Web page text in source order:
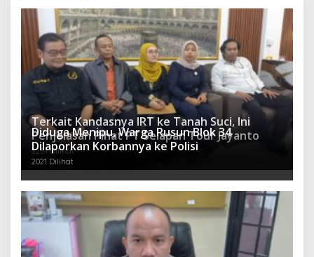
Terkait Kandasnya IRT ke Tanah Suci, Ini
Penjelasan Pihat PT Selapan Tour Jayanto
2234 Dilihat
Diduga Menipu, Warga Rusun Blok 34
Dilaporkan Korbannya ke Polisi
2021 Dilihat